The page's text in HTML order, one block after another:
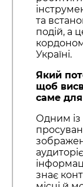
та
подій, а
Україні.
Який
щоб
саме для
Одним із
знає